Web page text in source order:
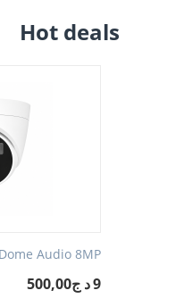
Hot deals
Audio 8MP
9د ج500,00